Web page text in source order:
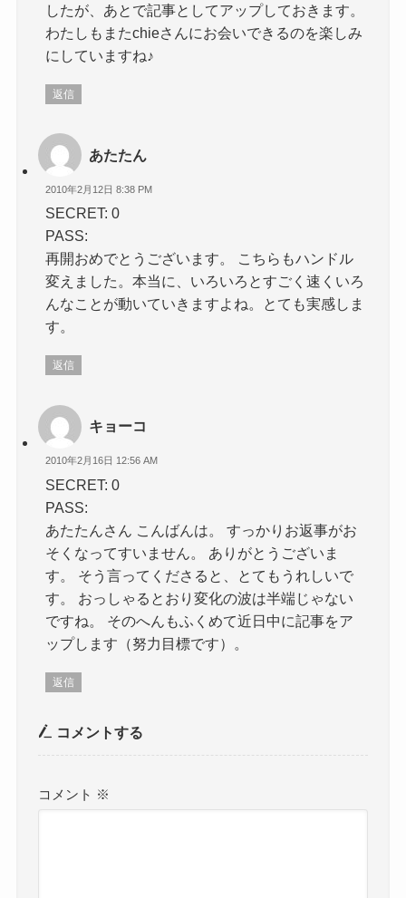
したが、あとで記事としてアップしておきます。
わたしもまたchieさんにお会いできるのを楽しみ
にしていますね♪
返信
あたたん
2010年2月12日 8:38 PM
SECRET: 0
PASS:
再開おめでとうございます。 こちらもハンドル
変えました。本当に、いろいろとすごく速くいろ
んなことが動いていきますよね。とても実感しま
す。
返信
キョーコ
2010年2月16日 12:56 AM
SECRET: 0
PASS:
あたたんさん こんばんは。 すっかりお返事がお
そくなってすいません。 ありがとうございま
す。 そう言ってくださると、とてもうれしいで
す。 おっしゃるとおり変化の波は半端じゃない
ですね。 そのへんもふくめて近日中に記事をア
ップします（努力目標です）。
返信
コメントする
コメント ※